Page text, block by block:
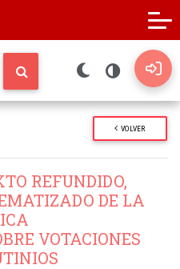
VOLVER
REFUNDIDO,
DE LA
VOTACIONES